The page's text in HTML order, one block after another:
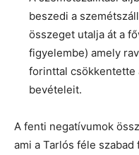
beszedi a
összeget utalja át a
figyelembe) amely
forinttal csökkentette
bevételeit.
A fenti negatívumok
ami a Tarlós féle szabad